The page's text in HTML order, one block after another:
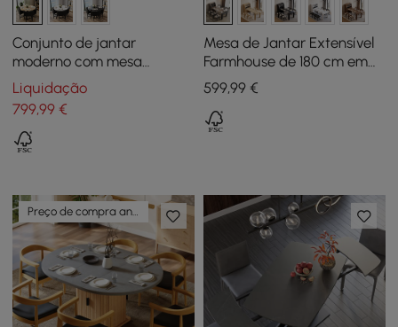
Conjunto de jantar
moderno com mesa
redonda de madeira
natural e 4 cadeiras cinza
Liquidação
799,99 €
Mesa de Jantar Extensível
Farmhouse de 180 cm em
Nogueira e Cinzento com
Aparador, 4-5 Lugares
599,99€
Preço de compra antecipada